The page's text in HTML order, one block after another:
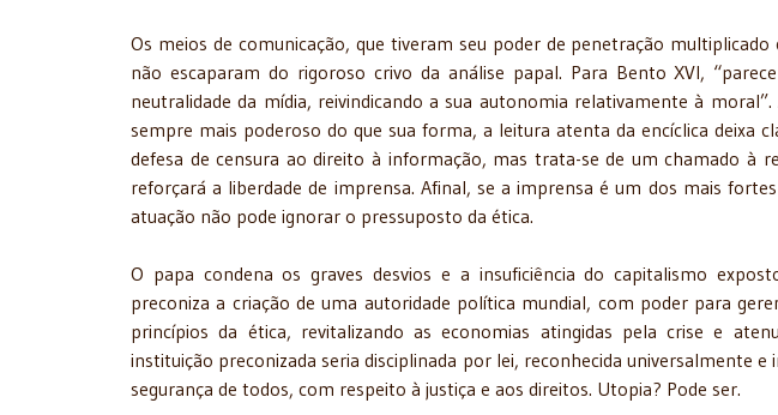
Os meios de comunicação, que tiveram seu poder de penetração
não escaparam do rigoroso crivo da análise papal. Para Bento XVI,
neutralidade da mídia, reivindicando a sua autonomia relativamente à
sempre mais poderoso do que sua forma, a leitura atenta da encíclica deixa
defesa de censura ao direito à informação, mas trata-se de um chamado à
reforçará a liberdade de imprensa. Afinal, se a imprensa é um dos mais
atuação não pode ignorar o pressuposto da ética.
O papa condena os graves desvios e a insuficiência do capitalismo
preconiza a criação de uma autoridade política mundial, com poder para
princípios da ética, revitalizando as economias atingidas pela crise e
instituição preconizada seria disciplinada por lei, reconhecida universalmente
segurança de todos, com respeito à justiça e aos direitos. Utopia? Pode ser.